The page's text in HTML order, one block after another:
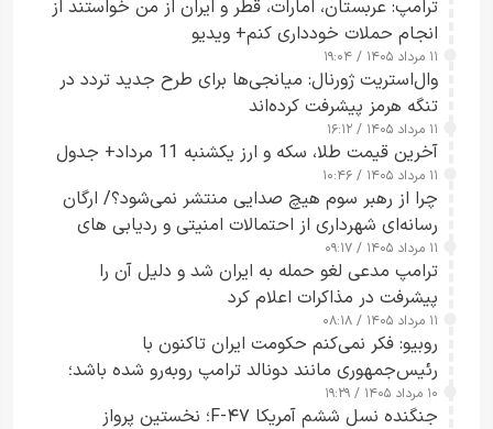
ترامپ: عربستان، امارات، قطر و ایران از من خواستند از
انجام حملات خودداری کنم+ ویدیو
۱۱ مرداد ۱۴۰۵ / ۱۹:۰۴
وال‌استریت ژورنال: میانجی‌ها برای طرح جدید تردد در
تنگه هرمز پیشرفت کرده‌اند
۱۱ مرداد ۱۴۰۵ / ۱۶:۱۲
آخرین قیمت طلا، سکه و ارز یکشنبه 11 مرداد+ جدول
۱۱ مرداد ۱۴۰۵ / ۱۰:۴۶
چرا از رهبر سوم هیچ صدایی منتشر نمی‌شود؟/ ارگان
رسانه‌ای شهرداری از احتمالات امنیتی و ردیابی های
جاسوسی گفت
۱۱ مرداد ۱۴۰۵ / ۰۹:۱۷
ترامپ مدعی لغو حمله به ایران شد و دلیل آن را
پیشرفت در مذاکرات اعلام کرد
۱۱ مرداد ۱۴۰۵ / ۰۸:۱۸
روبیو: فکر نمی‌کنم حکومت ایران تاکنون با
رئیس‌جمهوری مانند دونالد ترامپ روبه‌رو شده باشد؛
کسی که واقعاً دست به اقدام می‌زند
۱۰ مرداد ۱۴۰۵ / ۱۹:۲۹
جنگنده نسل ششم آمریکا F-۴۷؛ نخستین پرواز